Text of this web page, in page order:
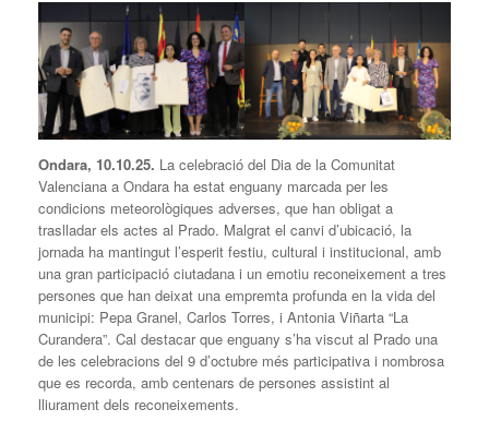
Ondara, 10.10.25. La celebració del Dia de la Comunitat
Valenciana a Ondara ha estat enguany marcada per les
condicions meteorològiques adverses, que han obligat a
traslladar els actes al Prado. Malgrat el canvi d’ubicació, la
jornada ha mantingut l’esperit festiu, cultural i institucional, amb
una gran participació ciutadana i un emotiu reconeixement a tres
persones que han deixat una empremta profunda en la vida del
municipi: Pepa Granel, Carlos Torres, i Antonia Viñarta “La
Curandera”. Cal destacar que enguany s’ha viscut al Prado una
de les celebracions del 9 d’octubre més participativa i nombrosa
que es recorda, amb centenars de persones assistint al
lliurament dels reconeixements.